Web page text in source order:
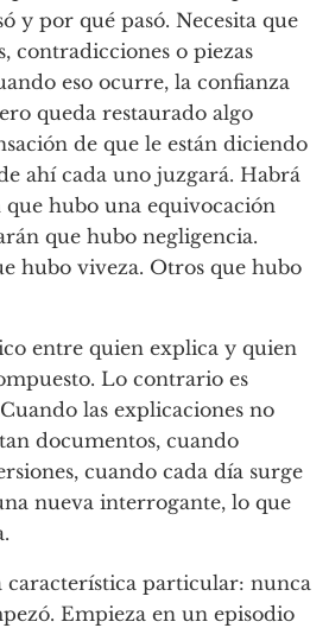
y por qué pasó. Necesita que
contradicciones o piezas
eso ocurre, la confianza
queda restaurado algo
de que le están diciendo
ahí cada uno juzgará. Habrá
que hubo una equivocación
que hubo negligencia.
hubo viveza. Otros que hubo
entre quien explica y quien
Lo contrario es
las explicaciones no
documentos, cuando
cuando cada día surge
nueva interrogante, lo que
característica particular: nunca
Empieza en un episodio